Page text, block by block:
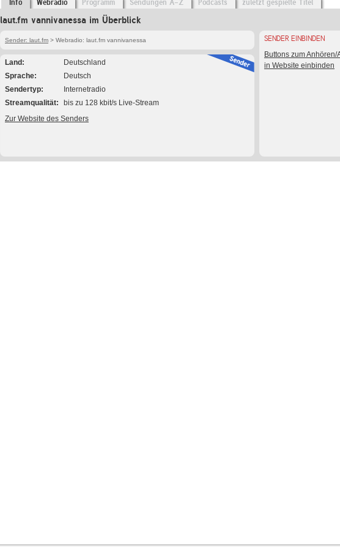
Info Webradio Programm Sendungen A-Z Podcasts zuletzt gespielte Titel
laut.fm vannivanessa im Überblick
Sender: laut.fm > Webradio: laut.fm vannivanessa
Land
Deutschland
Sprache
Deutsch
Sendertyp
Internetradio
Streamqualität
bis zu 128 kbit/s Live-Stream
Zur Website des Senders
SENDER EINBINDEN
Buttons zum Anhören/
in Website einbinden